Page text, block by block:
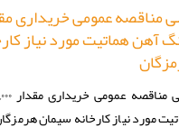
آهن هماتيت مورد نياز
مورد نياز كارخانه سیمان